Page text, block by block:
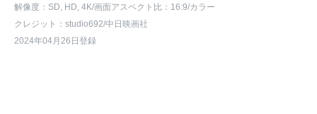
解像度：SD, HD, 4K/画面アスペクト比：16:9/カラー
クレジット：studio692/中日映画社
2024年04月26日登録